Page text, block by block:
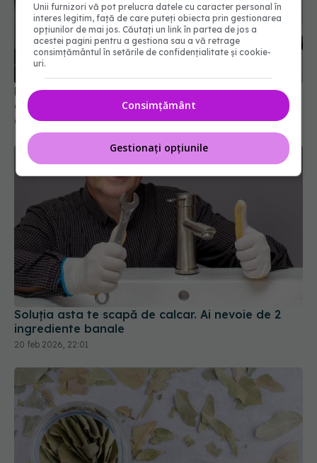
Momentul în care adaugi uleiul în tigaie este una
dintre cele mai frecvente dileme din bucătărie.
05 mar 2026, 18:06
Soluția asta te scapă de calcar. Ai nevoie de 2
ingrediente banale
20 feb 2026, 22:01
Unii furnizori vă pot prelucra datele cu caracter personal în
interes legitim, față de care puteți obiecta prin gestionarea
opțiunilor de mai jos. Căutați un link în partea de jos a
acestei pagini pentru a gestiona sau a vă retrage
consimțământul în setările de confidențialitate și cookie-
uri.
Consimțământ
Gestionați opțiunile